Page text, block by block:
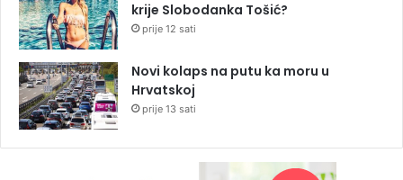
krije Slobodanka Tošić?
prije 12 sati
Novi kolaps na putu ka moru u
Hrvatskoj
prije 13 sati